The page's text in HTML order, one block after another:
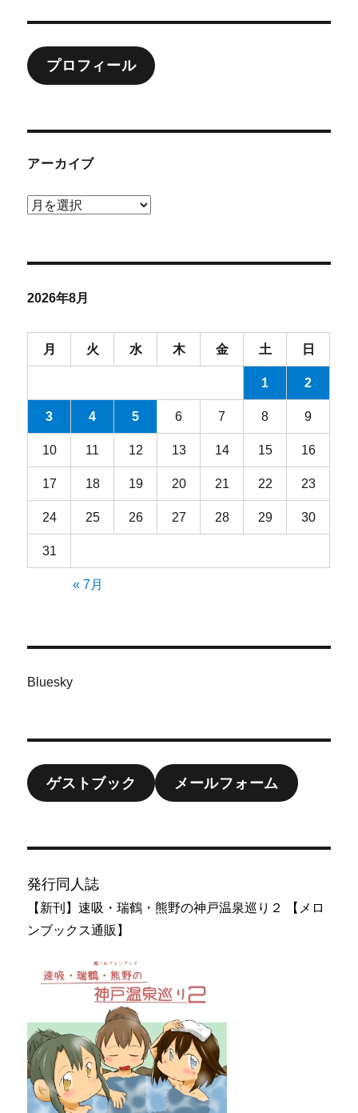
ン
プロフィール
アーカイブ
ア
ブ
2026年8月
月 火 水 木 金 土 日
1 2
3 4 5 6 7 8 9
10 11 12 13 14 15 16
17 18 19 20 21 22 23
24 25 26 27 28 29 30
31
« 7月
Bluesky
ゲストブック メールフォーム
発行同人誌
【新刊】速吸・瑞鶴・熊野の神戸温泉巡り２ 【メロ
ンブックス通販】